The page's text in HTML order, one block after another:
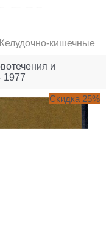
кишечные
и
1977
Скидка 25%